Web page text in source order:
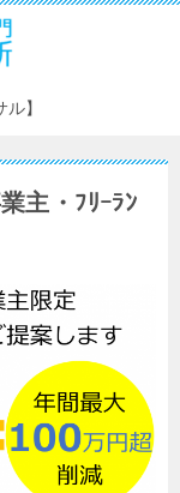
】
主・ﾌﾘｰﾗﾝ